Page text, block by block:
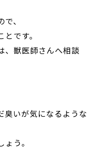
、
です。
、獣医師さんへ相談
臭いが気になるような
う。